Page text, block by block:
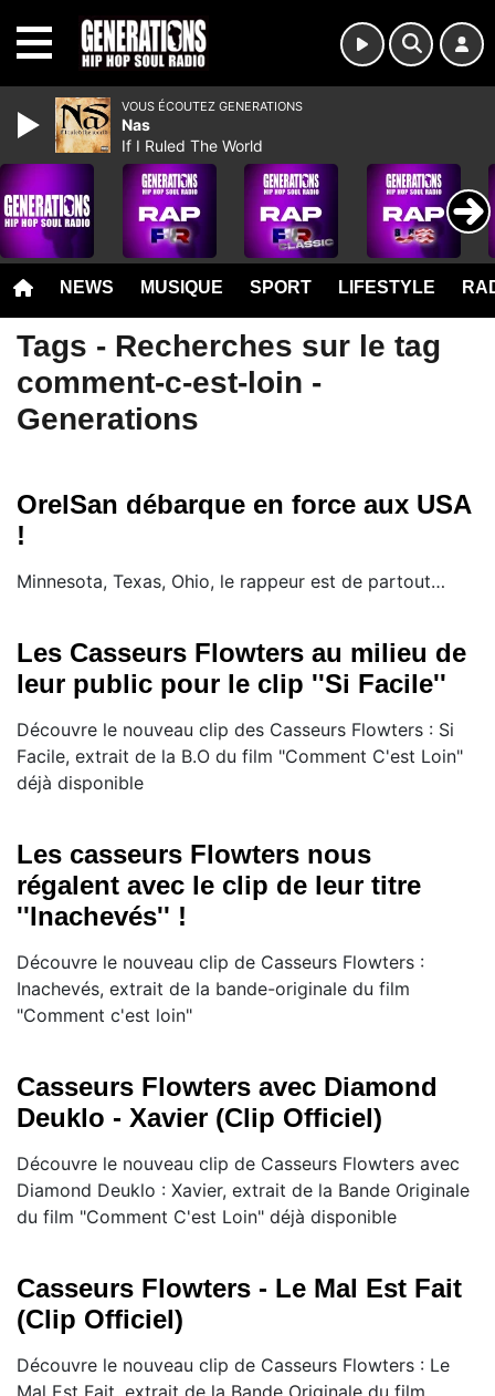
NEWS MUSIQUE SPORT LIFESTYLE
Tags - Recherches sur le tag
comment-c-est-loin -
Generations
OrelSan débarque en force aux USA
!
Minnesota, Texas, Ohio, le rappeur est de partout…
Les Casseurs Flowters au milieu de
leur public pour le clip ''Si Facile''
Découvre le nouveau clip des Casseurs Flowters : Si
Facile, extrait de la B.O du film "Comment C'est Loin"
déjà disponible
Les casseurs Flowters nous
régalent avec le clip de leur titre
''Inachevés'' !
Découvre le nouveau clip de Casseurs Flowters :
Inachevés, extrait de la bande-originale du film
"Comment c'est loin"
Casseurs Flowters avec Diamond
Deuklo - Xavier (Clip Officiel)
Découvre le nouveau clip de Casseurs Flowters avec
Diamond Deuklo : Xavier, extrait de la Bande Originale
du film "Comment C'est Loin" déjà disponible
Casseurs Flowters - Le Mal Est Fait
(Clip Officiel)
Découvre le nouveau clip de Casseurs Flowters : Le
Mal Est Fait, extrait de la Bande Originale du film
VOUS ÉCOUTEZ GENERATIONS
Nas
If I Ruled The World